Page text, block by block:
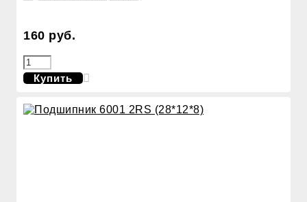
160 руб.
Купить